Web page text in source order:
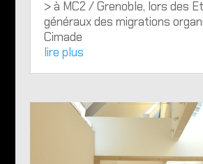
> à MC2 / Grenoble, lors des
généraux des migrations
Cimade
lire plus